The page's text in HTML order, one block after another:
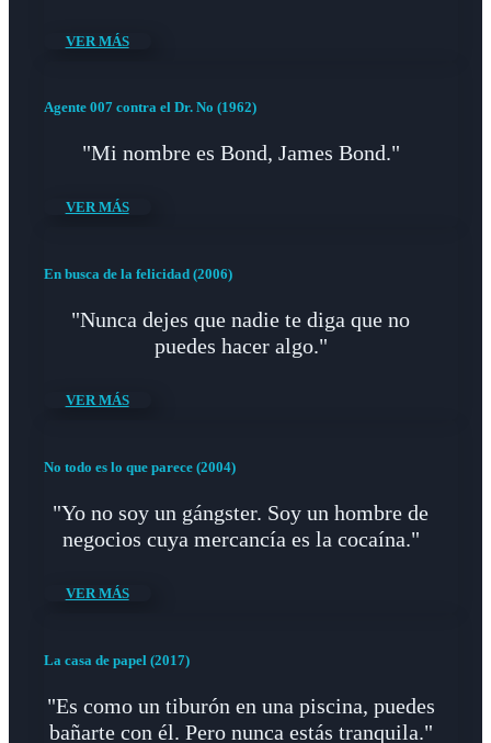
VER MÁS
Agente 007 contra el Dr. No (1962)
"Mi nombre es Bond, James Bond."
VER MÁS
En busca de la felicidad (2006)
"Nunca dejes que nadie te diga que no
puedes hacer algo."
VER MÁS
No todo es lo que parece (2004)
"Yo no soy un gángster. Soy un hombre de
negocios cuya mercancía es la cocaína."
VER MÁS
La casa de papel (2017)
"Es como un tiburón en una piscina, puedes
bañarte con él. Pero nunca estás tranquila."